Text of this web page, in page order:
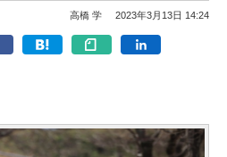
高橋 学 2023年3月13日 14:24